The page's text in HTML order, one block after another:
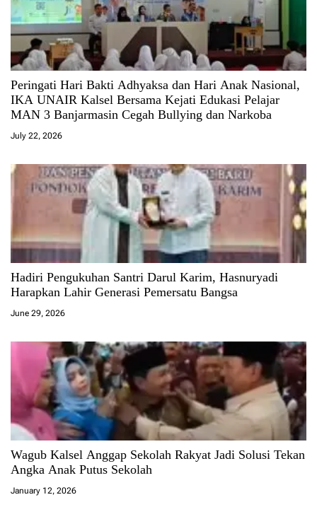
Peringati Hari Bakti Adhyaksa dan Hari Anak Nasional,
IKA UNAIR Kalsel Bersama Kejati Edukasi Pelajar
MAN 3 Banjarmasin Cegah Bullying dan Narkoba
July 22, 2026
Hadiri Pengukuhan Santri Darul Karim, Hasnuryadi
Harapkan Lahir Generasi Pemersatu Bangsa
June 29, 2026
Wagub Kalsel Anggap Sekolah Rakyat Jadi Solusi Tekan
Angka Anak Putus Sekolah
January 12, 2026